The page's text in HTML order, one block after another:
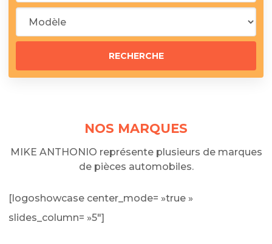
NOS MARQUES
MIKE ANTHONIO représente plusieurs de marques
de pièces automobiles.
[logoshowcase center_mode= »true »
slides_column= »5″]